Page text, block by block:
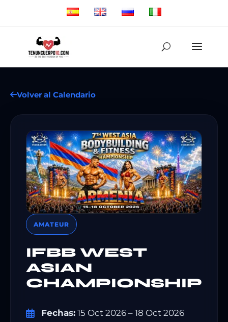
Volver al Calendario
AMATEUR
IFBB WEST
ASIAN
CHAMPIONSHIP
Fechas: 15 Oct 2026 – 18 Oct 2026